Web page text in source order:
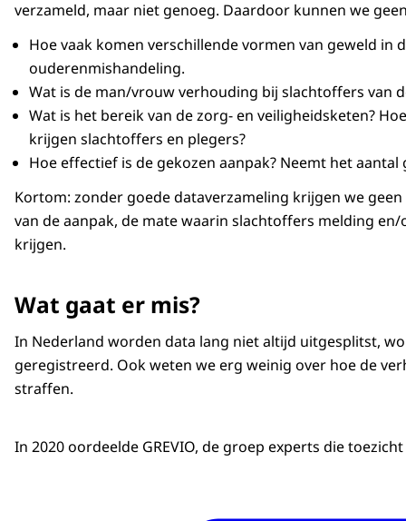
verzameld, maar niet genoeg. Daardoor kunnen we
Hoe vaak komen verschillende vormen van geweld
ouderenmishandeling.
Wat is de man/vrouw verhouding bij slachtoffers van
Wat is het bereik van de zorg- en veiligheidsketen?
krijgen slachtoffers en plegers?
Hoe effectief is de gekozen aanpak? Neemt het
Kortom: zonder goede dataverzameling krijgen we
van de aanpak, de mate waarin slachtoffers melding
krijgen.
Wat gaat er mis?
In Nederland worden data lang niet altijd uitgesplitst,
geregistreerd. Ook weten we erg weinig over hoe de
straffen.
In 2020 oordeelde GREVIO, de groep experts die